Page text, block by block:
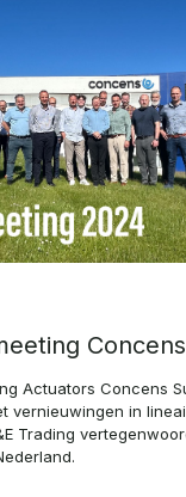
Actuators Concens
vernieuwingen in
Trading